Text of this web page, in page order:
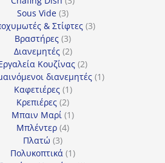
Sous Vide 33
προϊόντα
& Στίφτες 33
Βραστήρες 33
προϊόντα
Διανεμητές 22
προϊόντα
Κουζίνας 22
προϊόντα
διανεμητές 11
Καφετιέρες 11
προϊόν
Κρεπιέρες 22
προϊόντα
Μπαιν Μαρί 11
Μπλέντερ 44
Πλατώ 33
προϊόντα
Πολυκοπτικά 11